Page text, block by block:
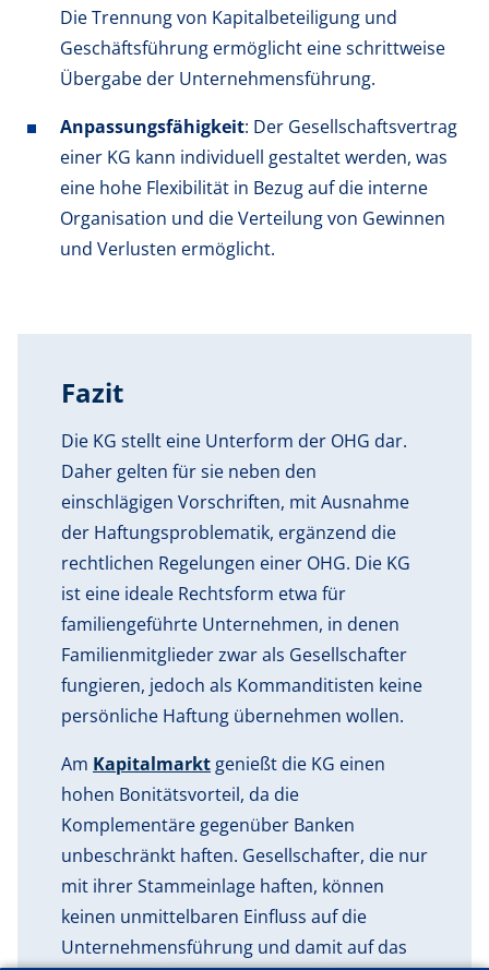
Die Trennung von Kapitalbeteiligung und
Geschäftsführung ermöglicht eine schrittweise
Übergabe der Unternehmensführung.
Anpassungsfähigkeit: Der Gesellschaftsvertrag
einer KG kann individuell gestaltet werden, was
eine hohe Flexibilität in Bezug auf die interne
Organisation und die Verteilung von Gewinnen
und Verlusten ermöglicht.
Fazit
Die KG stellt eine Unterform der OHG dar.
Daher gelten für sie neben den
einschlägigen Vorschriften, mit Ausnahme
der Haftungsproblematik, ergänzend die
rechtlichen Regelungen einer OHG. Die KG
ist eine ideale Rechtsform etwa für
familiengeführte Unternehmen, in denen
Familienmitglieder zwar als Gesellschafter
fungieren, jedoch als Kommanditisten keine
persönliche Haftung übernehmen wollen.
Am Kapitalmarkt genießt die KG einen
hohen Bonitätsvorteil, da die
Komplementäre gegenüber Banken
unbeschränkt haften. Gesellschafter, die nur
mit ihrer Stammeinlage haften, können
keinen unmittelbaren Einfluss auf die
Unternehmensführung und damit auf das